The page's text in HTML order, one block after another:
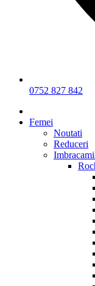
0752 827 842
Femei
Noutati
Reduceri